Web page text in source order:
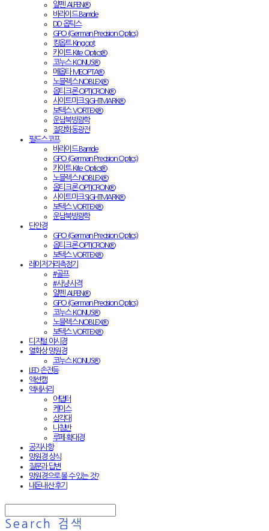
알펜 ALPEN®
바라이드 Barride
DD 옵틱스
GPO (German Precision Optics)
킹옵트 Kingopt
카이트 Kite Optics®
코누스 KONUS®
메옵타 MEOPTA®
노블렉스 NOBLEX®
옵티크론 OPTICRON®
사이트마크 SIGHTMARK®
보텍스 VORTEX®
운남북방광학
절강화동광전
필드스코프
바라이드 Barride
GPO (German Precision Optics)
카이트 Kite Optics®
노블렉스 NOBLEX®
옵티크론 OPTICRON®
사이트마크 SIGHTMARK®
보텍스 VORTEX®
운남북방광학
단안경
GPO (German Precision Optics)
옵티크론 OPTICRON®
보텍스 VORTEX®
레이저거리측정기
#골프
#사냥·사격
알펜 ALPEN®
GPO (German Precision Optics)
코누스 KONUS®
노블렉스 NOBLEX®
보텍스 VORTEX®
디지털 야시경
열화상 망원경
코누스 KONUS®
LED 손전등
액션캠
액세서리
어댑터
케이스
삼각대
나침반
루페·확대경
공지사항
망원경 상식
질문과 답변
망원경으로 볼 수 있는 것?
내돈내산 후기
Search
검색